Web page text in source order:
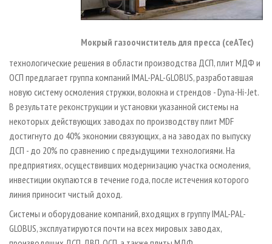
Мокрый газоочиститель для пресса (ceATec)
технологические решения в области производства ДСП, плит МДФ и
ОСП предлагает группа компаний IMAL-PAL-GLOBUS, разработавшая
новую систему осмоления стружки, волокна и стрендов - Dyna-Hi-Jet.
В результате реконструкции и установки указанной системы на
некоторых действующих заводах по производству плит MDF
достигнуто до 40% экономии связующих, а на заводах по выпуску
ДСП - до 20% по сравнению с предыдущими технологиями. На
предприятиях, осуществивших модернизацию участка осмоления,
инвестиции окупаются в течение года, после истечения которого
линия приносит чистый доход.
Системы и оборудование компаний, входящих в группу IMAL-PAL-
GLOBUS, эксплуатируются почти на всех мировых заводах,